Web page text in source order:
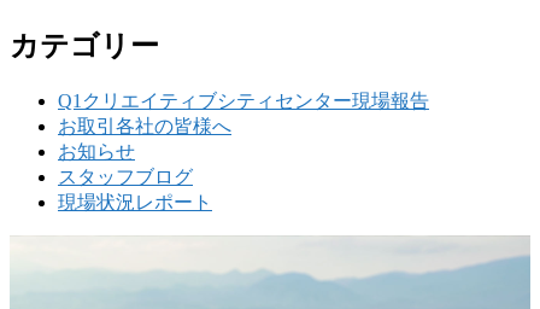
カテゴリー
Q1クリエイティブシティセンター現場報告
お取引各社の皆様へ
お知らせ
スタッフブログ
現場状況レポート